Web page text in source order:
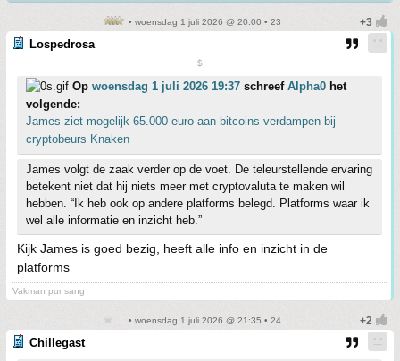
• woensdag 1 juli 2026 @ 20:00 • 23
Lospedrosa
$
Op woensdag 1 juli 2026 19:37 schreef Alpha0 het
volgende:
James ziet mogelijk 65.000 euro aan bitcoins verdampen bij
cryptobeurs Knaken
James volgt de zaak verder op de voet. De teleurstellende ervaring
betekent niet dat hij niets meer met cryptovaluta te maken wil
hebben. “Ik heb ook op andere platforms belegd. Platforms waar ik
wel alle informatie en inzicht heb.”
Kijk James is goed bezig, heeft alle info en inzicht in de
platforms
Vakman pur sang
• woensdag 1 juli 2026 @ 21:35 • 24
Chillegast